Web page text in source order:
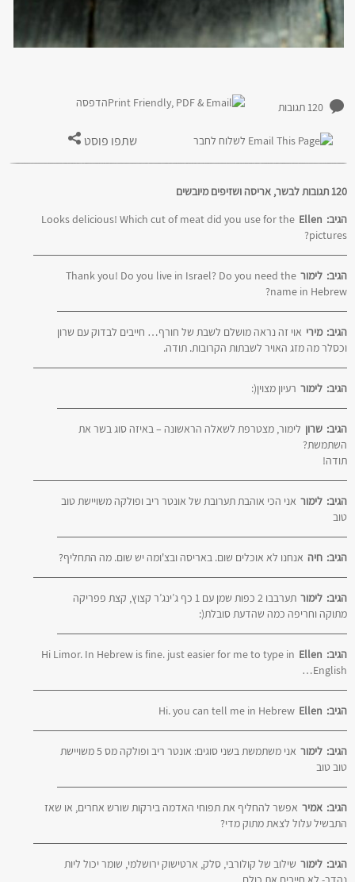
120 תגובות הדפסה
לשלוח לחבר שתפו פוסט
120 תגובות לבשר, אריסה ושזיפים מיובשים
Ellen הגיב:
Looks delicious! Which cut of meat did you use for the
pictures?
לימור הגיב:
Thank you! Do you live in Israel? Do you need the
name in Hebrew?
מירי הגיב:
אוי זה נראה מושלם לשבת של חורף… חייבים לבדוק עם שרון
וכסלר מה מזג האויר לשבתות הקרובות. תודה.
לימור הגיב: רעיון מצוין(:
שרון הגיב:
לימור, מצטרפת לשאלה הראשונה – באיזה סוג בשר את
השתמשת?
תודה!
לימור הגיב:
אני הכי אוהבת תערובת של אונטר ריב ופולקה משויישת טוב
טוב
חיה הגיב: אנחנו לא אוכלים שום. באריסה ובצ'ומה יש שום. מה התחליף?
לימור הגיב:
תערבבו 2 כפות שמן עם 1 כף ג’ינג’ר קצוץ, קצת פפריקה
מתוקה וחריפה כמה שהדעת סובלת(:
Ellen הגיב:
Hi Limor. In Hebrew is fine. just easier for me to type in
English…
Ellen הגיב: Hi. you can tell me in Hebrew
לימור הגיב:
אני משתמשת בשני סוגים: אונטר ריב ופולקה מס 5 משויישת
טוב טוב
אמיר הגיב:
אפשר להחליף את תפוחי האדמה בירקות שורש אחרים, או שאז
התבשיל עלול לצאת מתוק מדי?
לימור הגיב:
שילוב של קולורבי, סלק, ארטישוק ירושלמי, שומר יכול ליות